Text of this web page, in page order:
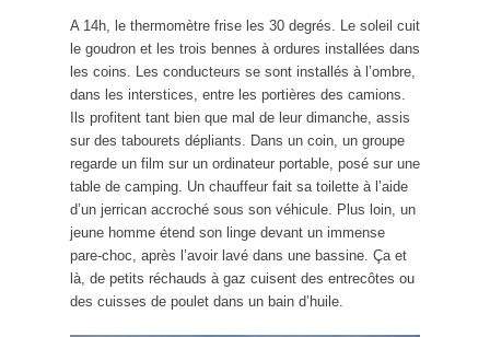
A 14h, le thermomètre frise les 30 degrés. Le soleil cuit
le goudron et les trois bennes à ordures installées dans
les coins. Les conducteurs se sont installés à l’ombre,
dans les interstices, entre les portières des camions.
Ils profitent tant bien que mal de leur dimanche, assis
sur des tabourets dépliants. Dans un coin, un groupe
regarde un film sur un ordinateur portable, posé sur une
table de camping. Un chauffeur fait sa toilette à l’aide
d’un jerrican accroché sous son véhicule. Plus loin, un
jeune homme étend son linge devant un immense
pare-choc, après l’avoir lavé dans une bassine. Ça et
là, de petits réchauds à gaz cuisent des entrecôtes ou
des cuisses de poulet dans un bain d’huile.